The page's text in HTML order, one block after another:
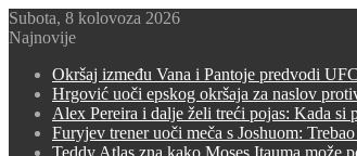
Subota, 8 kolovoza 2026
Najnovije
Okršaj između Vana i Pantoje predvodi
Hrgović uoči epskog okršaja za naslov
Alex Pereira i dalje želi treći pojas: Kada si
Furyjev trener uoči meča s Joshuom:
Teddy Atlas zna kako Moses Itauma može